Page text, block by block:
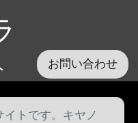
お問い合わせ
トです。キヤノ